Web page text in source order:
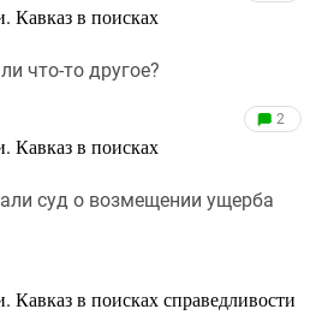
Кавказ в поисках
что-то другое?
Кавказ в поисках
2
суд о возмещении ущерба
Кавказ в поисках справедливости